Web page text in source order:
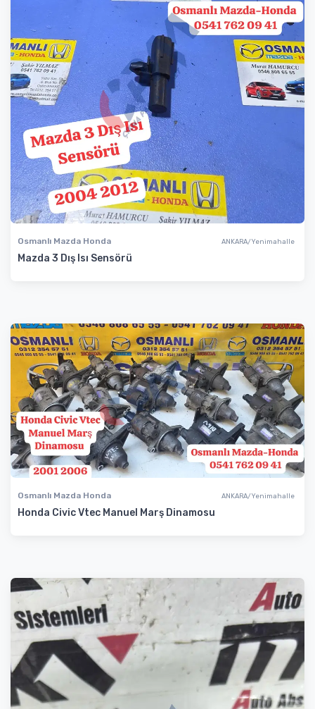
Osmanlı Mazda Honda ANKARA/Yenimahalle
Mazda 3 Dış Isı Sensörü
Osmanlı Mazda Honda ANKARA/Yenimahalle
Honda Civic Vtec Manuel Marş Dinamosu